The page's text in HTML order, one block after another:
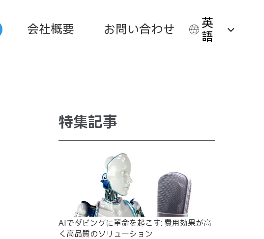
会社概要 お問い合わせ
英
語
特集記事
AIでダビングに革命を起こす: 費用効果が高
く高品質のソリューション